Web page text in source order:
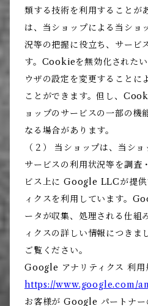
類する技術を利用することが
は、当ショップによる当ショ
況等の把握に役立ち、サービ
す。Cookieを無効化された
ウザの設定を変更すること
ことができます。但し、
ョップのサービスの一部の機
なる場合があります。
（２） 当ショップは、当シ
サービスの利用状況等を調査
ビス上に Google LLCが提
ィクスを利用しています。
ータが収集、処理される仕
ィクスの詳しい情報につきま
ご覧ください。
Google アナリティクス 利用
https://www.google.com/
お客様が Google パートナー